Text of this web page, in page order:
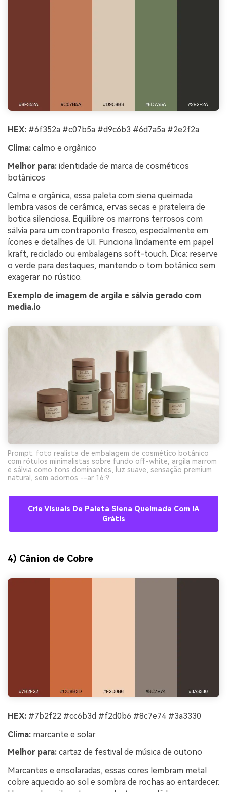
HEX: #6f352a #c07b5a #d9c6b3 #6d7a5a #2e2f2a
Clima: calmo e orgânico
Melhor para: identidade de marca de cosméticos
botânicos
Calma e orgânica, essa paleta com siena queimada
lembra vasos de cerâmica, ervas secas e prateleira de
botica silenciosa. Equilibre os marrons terrosos com
sálvia para um contraponto fresco, especialmente em
ícones e detalhes de UI. Funciona lindamente em papel
kraft, reciclado ou embalagens soft-touch. Dica: reserve
o verde para destaques, mantendo o tom botânico sem
exagerar no rústico.
Exemplo de imagem de argila e sálvia gerado com
media.io
Prompt: foto realista de embalagem de cosmético botânico
com rótulos minimalistas sobre fundo off-white, argila marrom
e sálvia como tons dominantes, luz suave, sensação premium
natural, sem adornos --ar 16:9
Crie Visuais De Paleta Siena Queimada Com IA
Grátis
4) Cânion de Cobre
HEX: #7b2f22 #cc6b3d #f2d0b6 #8c7e74 #3a3330
Clima: marcante e solar
Melhor para: cartaz de festival de música de outono
Marcantes e ensolaradas, essas cores lembram metal
cobre aquecido ao sol e sombra de rochas ao entardecer.